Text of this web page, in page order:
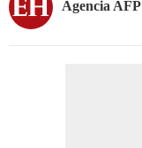
Agencia AFP